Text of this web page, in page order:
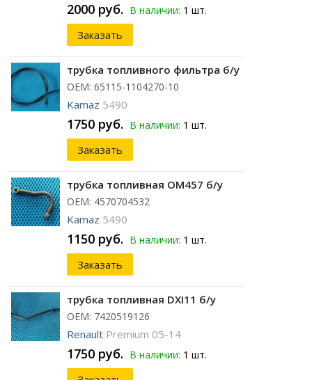
2000 руб. В наличии: 1 шт.
Заказать
трубка топливного фильтра б/у
ОЕМ: 65115-1104270-10
Kamaz 5490
1750 руб. В наличии: 1 шт.
Заказать
трубка топливная ОМ457 б/у
ОЕМ: 4570704532
Kamaz 5490
1150 руб. В наличии: 1 шт.
Заказать
трубка топливная DXI11 б/у
ОЕМ: 7420519126
Renault Premium 05-14
1750 руб. В наличии: 1 шт.